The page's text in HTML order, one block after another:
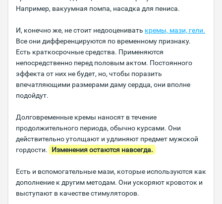
Например, вакуумная помпа, насадка для пениса.
И, конечно же, не стоит недооценивать кремы, мази, гели.
Все они дифференцируются по временному признаку.
Есть краткосрочные средства. Применяются
непосредственно перед половым актом. Постоянного
эффекта от них не будет, но, чтобы поразить
впечатляющими размерами даму сердца, они вполне
подойдут.
Долговременные кремы наносят в течение
продолжительного периода, обычно курсами. Они
действительно утолщают и удлиняют предмет мужской
гордости.
Изменения остаются навсегда.
Есть и вспомогательные мази, которые используются как
дополнение к другим методам. Они ускоряют кровоток и
выступают в качестве стимуляторов.